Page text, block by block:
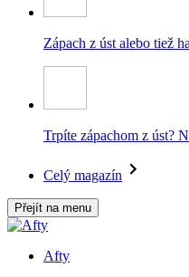
Zápach z úst alebo tiež
Trpíte zápachom z úst?
Celý magazín
Přejít na menu
Afty